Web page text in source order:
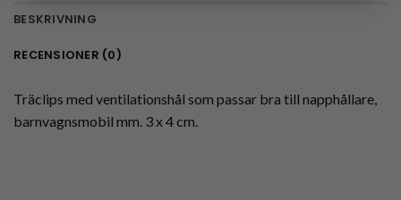
BESKRIVNING
RECENSIONER (0)
Träclips med ventilationshål som passar bra till napphållare,
barnvagnsmobil mm. 3 x 4 cm.